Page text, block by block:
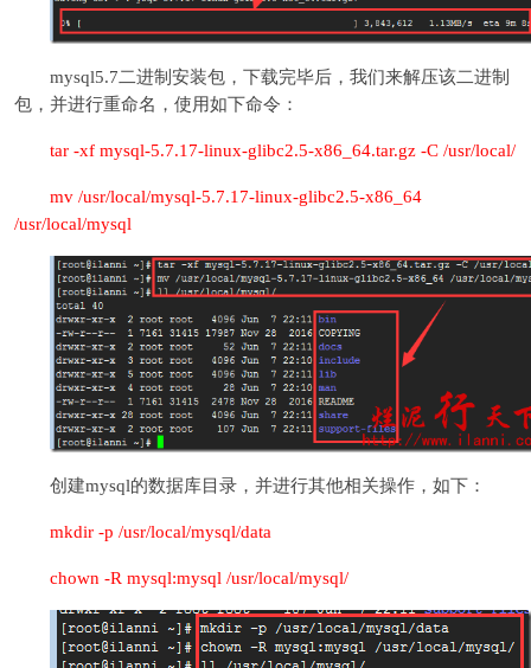
mysql5.7二进制安装包，下载完毕后，我们来解压该二进制
包，并进行重命名，使用如下命令：
tar -xf mysql-5.7.17-linux-glibc2.5-x86_64.tar.gz -C /usr/local/
mv /usr/local/mysql-5.7.17-linux-glibc2.5-x86_64
/usr/local/mysql
创建mysql的数据库目录，并进行其他相关操作，如下：
mkdir -p /usr/local/mysql/data
chown -R mysql:mysql /usr/local/mysql/